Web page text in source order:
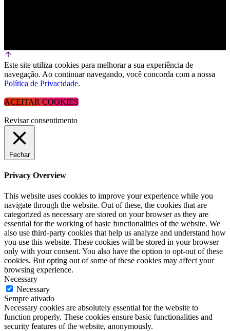
Este site utiliza cookies para melhorar a sua experiência de
navegação. Ao continuar navegando, você concorda com a nossa
Política de Privacidade.
ACEITAR COOKIES
Revisar consentimento
Fechar
Privacy Overview
This website uses cookies to improve your experience while you
navigate through the website. Out of these, the cookies that are
categorized as necessary are stored on your browser as they are
essential for the working of basic functionalities of the website. We
also use third-party cookies that help us analyze and understand how
you use this website. These cookies will be stored in your browser
only with your consent. You also have the option to opt-out of these
cookies. But opting out of some of these cookies may affect your
browsing experience.
Necessary
Necessary
Sempre ativado
Necessary cookies are absolutely essential for the website to
function properly. These cookies ensure basic functionalities and
security features of the website, anonymously.